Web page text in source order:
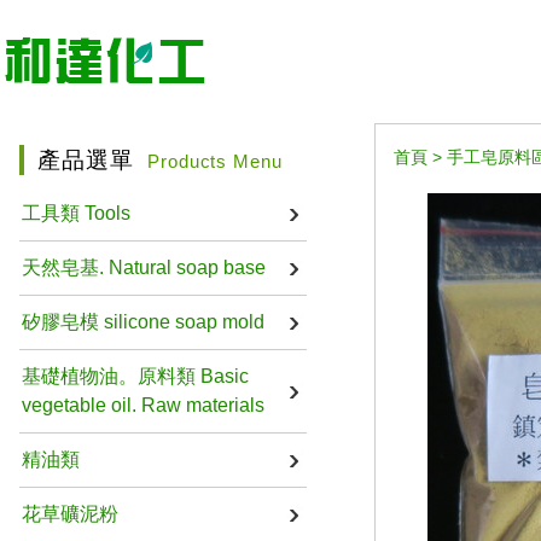
產品選單 Products Menu
工具類 Tools
天然皂基. Natural soap base
矽膠皂模 silicone soap mold
基礎植物油。原料類 Basic
vegetable oil. Raw materials
精油類
花草礦泥粉
首頁 > 手工皂原料